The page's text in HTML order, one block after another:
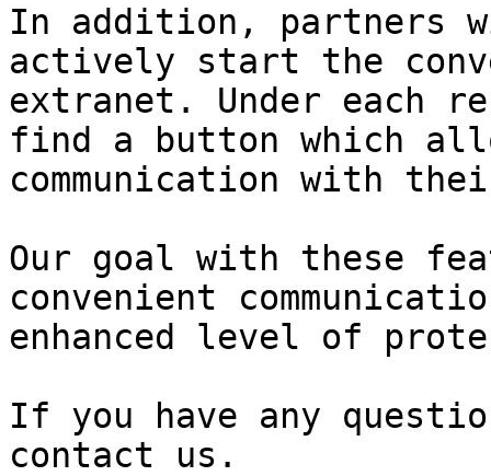
In addition, partners
actively start the
extranet. Under each
find a button which
communication with
Our goal with these
convenient
enhanced level of
If you have any
contact us.